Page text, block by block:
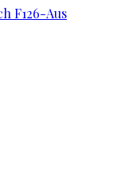
F126-Aus